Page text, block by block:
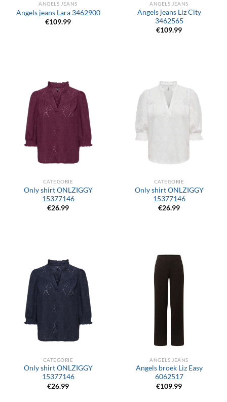
ANGELS JEANS
Angels jeans Lara 3462900
€109.99
ANGELS JEANS
Angels jeans Liz City
3462565
€109.99
CATEGORIE
Only shirt ONLZIGGY
15377146
€26.99
CATEGORIE
Only shirt ONLZIGGY
15377146
€26.99
CATEGORIE
Only shirt ONLZIGGY
15377146
€26.99
ANGELS JEANS
Angels broek Liz Easy
6062517
€109.99